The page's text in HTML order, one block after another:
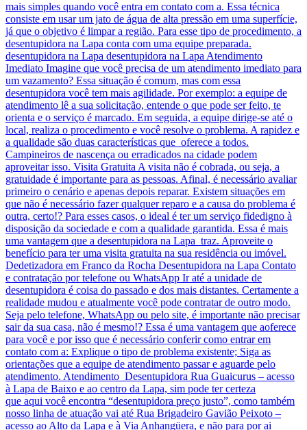
mais simples quando você entra em contato com a. Essa técnica
consiste em usar um jato de água de alta pressão em uma superfície,
já que o objetivo é limpar a região. Para esse tipo de procedimento, a
desentupidora na Lapa conta com uma equipe preparada.
desentupidora na Lapa desentupidora na Lapa Atendimento
Imediato Imagine que você precisa de um atendimento imediato para
um vazamento? Essa situação é comum, mas com essa
desentupidora você tem mais agilidade. Por exemplo: a equipe de
atendimento lê a sua solicitação, entende o que pode ser feito, te
orienta e o serviço é marcado. Em seguida, a equipe dirige-se até o
local, realiza o procedimento e você resolve o problema. A rapidez e
a qualidade são duas características que oferece a todos.
Campineiros de nascença ou erradicados na cidade podem
aproveitar isso. Visita Gratuita A visita não é cobrada, ou seja, a
gratuidade é importante para as pessoas. Afinal, é necessário avaliar
primeiro o cenário e apenas depois reparar. Existem situações em
que não é necessário fazer qualquer reparo e a causa do problema é
outra, certo!? Para esses casos, o ideal é ter um serviço fidedigno à
disposição da sociedade e com a qualidade garantida. Essa é mais
uma vantagem que a desentupidora na Lapa traz. Aproveite o
benefício para ter uma visita gratuita na sua residência ou imóvel.
Dedetizadora em Franco da Rocha Desentupidora na Lapa Contato
e contratação por telefone ou WhatsApp Ir até a unidade de
desentupidora é coisa do passado e dos mais distantes. Certamente a
realidade mudou e atualmente você pode contratar de outro modo.
Seja pelo telefone, WhatsApp ou pelo site, é importante não precisar
sair da sua casa, não é mesmo!? Essa é uma vantagem que aoferece
para você e por isso que é necessário conferir como entrar em
contato com a: Explique o tipo de problema existente; Siga as
orientações que a equipe de atendimento passar e aguarde pelo
atendimento. Atendimento Desentupidora Rua Guaicurus – acesso
à Lapa de Baixo e ao centro da Lapa, sim pode ter certeza
que aqui você encontra “desentupidora preço justo”, como também
nosso linha de atuação vai até Rua Brigadeiro Gavião Peixoto –
acesso ao Alto da Lapa e à Via Anhangüera, e não para por ai